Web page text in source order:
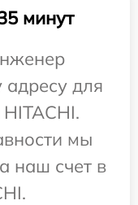
минут
адресу для
мы
наш счет в